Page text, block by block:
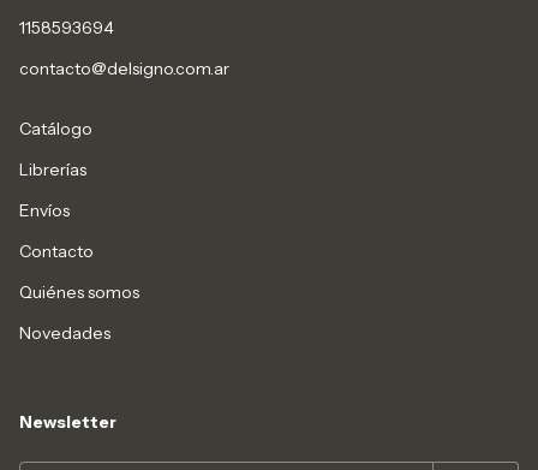
1158593694
contacto@delsigno.com.ar
Catálogo
Librerías
Envíos
Contacto
Quiénes somos
Novedades
Newsletter